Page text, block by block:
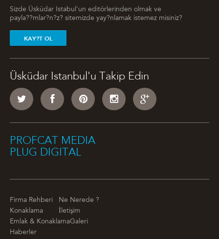
Sizde Üsküdar Istabul'un editörlerinden olmak ve
payla??mlar?n?z? sitemizde yay?nlamak istemez misiniz?
KAY?T OL
Üsküdar Istanbul'u Takip Edin
PROFCAT MEDIA
PLUG DIGITAL
Firma Rehberi
Ne Nerede ?
Konaklama
İletişim
Emlak & KonaklamaGaleri
Haberler